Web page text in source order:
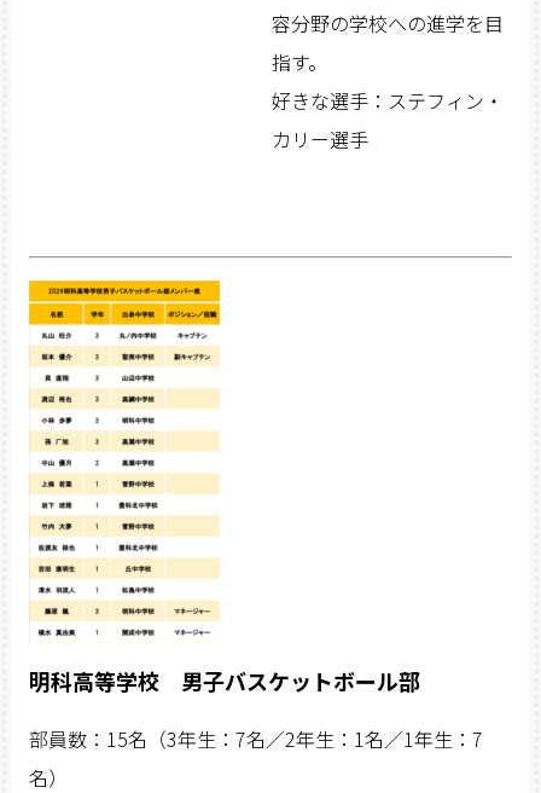
容分野の学校への進学を目
指す。
好きな選手：ステフィン・
カリー選手
明科高等学校 男子バスケットボール部
部員数：15名（3年生：7名／2年生：1名／1年生：7
名）